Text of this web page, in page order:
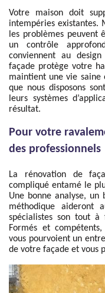
Votre maison doit
intempéries existantes.
les problèmes peuvent
un contrôle
conviennent au
façade protège votre
maintient une vie saine
que nous disposons
leurs systèmes
résultat.
Pour votre
des professionnels
La rénovation de
compliqué entamé le
Une bonne analyse,
méthodique aideront
spécialistes son tout à
Formés et
vous pourvoient un
de votre façade et vous